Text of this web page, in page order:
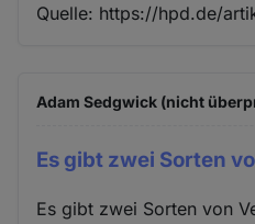
Quelle: https://hpd.de/
Adam Sedgwick (nicht
Es gibt zwei Sorten
Es gibt zwei Sorten von